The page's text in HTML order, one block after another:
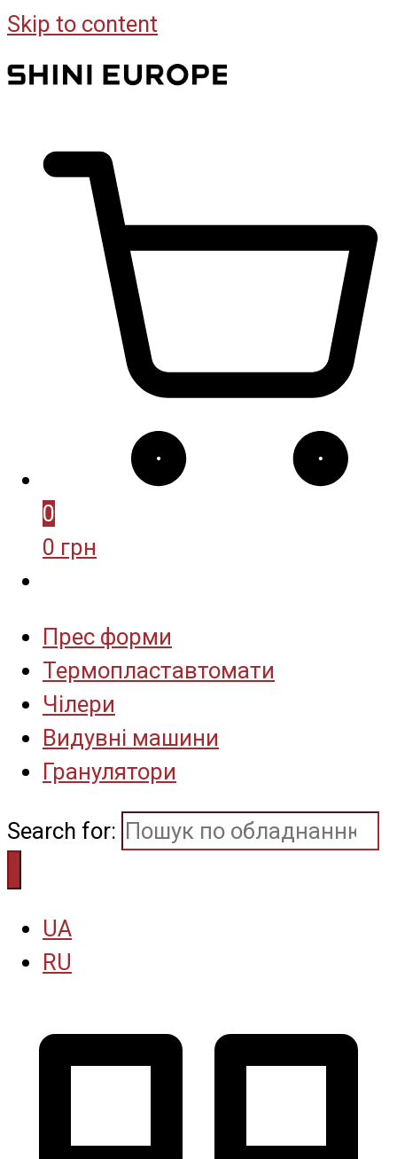
Skip to content
0
0 грн
Прес форми
Термопластавтомати
Чілери
Видувні машини
Гранулятори
Search for:
UA
RU